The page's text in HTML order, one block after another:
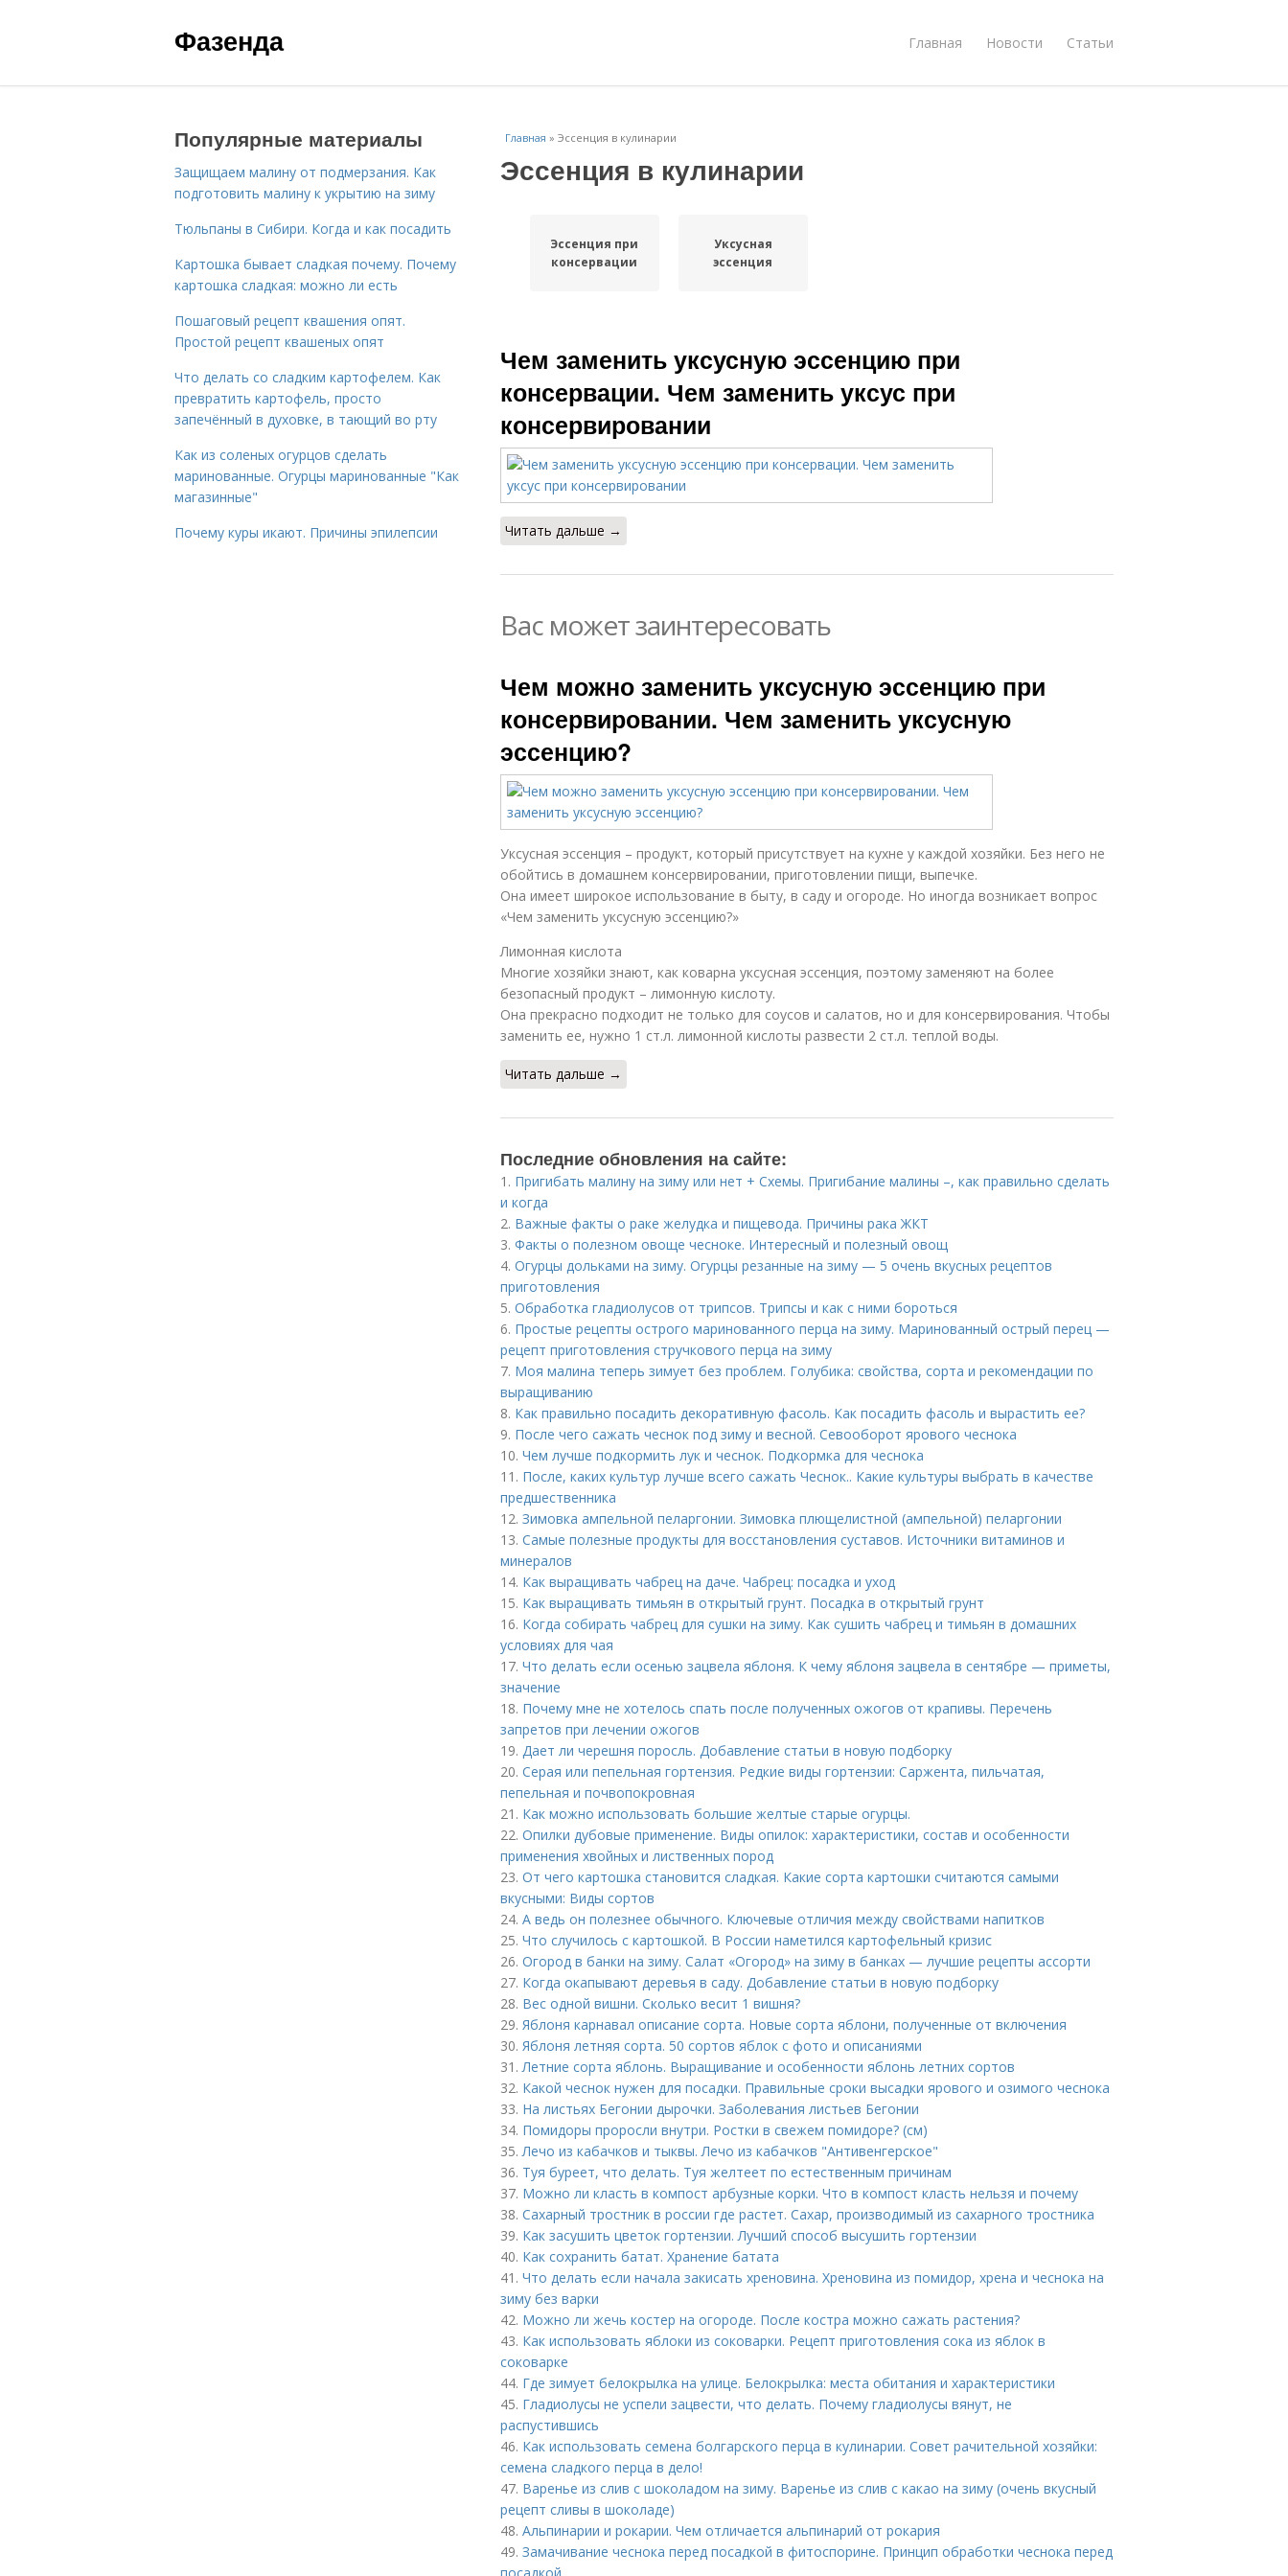
Фазенда Главная Новости Статьи
Главная » Эссенция в кулинарии
Эссенция в кулинарии
Эссенция при
консервации
Уксусная
эссенция
Чем заменить уксусную эссенцию при
консервации. Чем заменить уксус при
консервировании
Читать дальше →
Вас может заинтересовать
Чем можно заменить уксусную эссенцию при
консервировании. Чем заменить уксусную
эссенцию?
Уксусная эссенция – продукт, который присутствует на кухне у каждой хозяйки. Без него не
обойтись в домашнем консервировании, приготовлении пищи, выпечке.
Она имеет широкое использование в быту, в саду и огороде. Но иногда возникает вопрос
«Чем заменить уксусную эссенцию?»
Лимонная кислота
Многие хозяйки знают, как коварна уксусная эссенция, поэтому заменяют на более
безопасный продукт – лимонную кислоту.
Она прекрасно подходит не только для соусов и салатов, но и для консервирования. Чтобы
заменить ее, нужно 1 ст.л. лимонной кислоты развести 2 ст.л. теплой воды.
Читать дальше →
Последние обновления на сайте:
1. Пригибать малину на зиму или нет + Схемы. Пригибание малины –, как правильно сделать
и когда
2. Важные факты о раке желудка и пищевода. Причины рака ЖКТ
3. Факты о полезном овоще чесноке. Интересный и полезный овощ
4. Огурцы дольками на зиму. Огурцы резанные на зиму — 5 очень вкусных рецептов
приготовления
5. Обработка гладиолусов от трипсов. Трипсы и как с ними бороться
6. Простые рецепты острого маринованного перца на зиму. Маринованный острый перец —
рецепт приготовления стручкового перца на зиму
7. Моя малина теперь зимует без проблем. Голубика: свойства, сорта и рекомендации по
выращиванию
8. Как правильно посадить декоративную фасоль. Как посадить фасоль и вырастить ее?
9. После чего сажать чеснок под зиму и весной. Севооборот ярового чеснока
10. Чем лучше подкормить лук и чеснок. Подкормка для чеснока
11. После, каких культур лучше всего сажать Чеснок.. Какие культуры выбрать в качестве
предшественника
12. Зимовка ампельной пеларгонии. Зимовка плющелистной (ампельной) пеларгонии
13. Самые полезные продукты для восстановления суставов. Источники витаминов и
минералов
14. Как выращивать чабрец на даче. Чабрец: посадка и уход
15. Как выращивать тимьян в открытый грунт. Посадка в открытый грунт
16. Когда собирать чабрец для сушки на зиму. Как сушить чабрец и тимьян в домашних
условиях для чая
17. Что делать если осенью зацвела яблоня. К чему яблоня зацвела в сентябре — приметы,
значение
18. Почему мне не хотелось спать после полученных ожогов от крапивы. Перечень
запретов при лечении ожогов
19. Дает ли черешня поросль. Добавление статьи в новую подборку
20. Серая или пепельная гортензия. Редкие виды гортензии: Саржента, пильчатая,
пепельная и почвопокровная
21. Как можно использовать большие желтые старые огурцы.
22. Опилки дубовые применение. Виды опилок: характеристики, состав и особенности
применения хвойных и лиственных пород
23. От чего картошка становится сладкая. Какие сорта картошки считаются самыми
вкусными: Виды сортов
24. А ведь он полезнее обычного. Ключевые отличия между свойствами напитков
25. Что случилось с картошкой. В России наметился картофельный кризис
26. Огород в банки на зиму. Салат «Огород» на зиму в банках — лучшие рецепты ассорти
27. Когда окапывают деревья в саду. Добавление статьи в новую подборку
28. Вес одной вишни. Сколько весит 1 вишня?
29. Яблоня карнавал описание сорта. Новые сорта яблони, полученные от включения
30. Яблоня летняя сорта. 50 сортов яблок с фото и описаниями
31.Летние сорта яблонь. Выращивание и особенности яблонь летних сортов
32. Какой чеснок нужен для посадки. Правильные сроки высадки ярового и озимого чеснока
33. На листьях Бегонии дырочки. Заболевания листьев Бегонии
34. Помидоры проросли внутри. Ростки в свежем помидоре? (см)
35.Лечо из кабачков и тыквы. Лечо из кабачков "Антивенгерское"
36. Туя буреет, что делать. Туя желтеет по естественным причинам
37. Можно ли класть в компост арбузные корки. Что в компост класть нельзя и почему
38. Сахарный тростник в россии где растет. Сахар, производимый из сахарного тростника
39. Как засушить цветок гортензии. Лучший способ высушить гортензии
40. Как сохранить батат. Хранение батата
41. Что делать если начала закисать хреновина. Хреновина из помидор, хрена и чеснока на
зиму без варки
42. Можно ли жечь костер на огороде. После костра можно сажать растения?
43. Как использовать яблоки из соковарки. Рецепт приготовления сока из яблок в
соковарке
44. Где зимует белокрылка на улице. Белокрылка: места обитания и характеристики
45. Гладиолусы не успели зацвести, что делать. Почему гладиолусы вянут, не
распустившись
46. Как использовать семена болгарского перца в кулинарии. Совет рачительной хозяйки:
семена сладкого перца в дело!
47. Варенье из слив с шоколадом на зиму. Варенье из слив с какао на зиму (очень вкусный
рецепт сливы в шоколаде)
48. Альпинарии и рокарии. Чем отличается альпинарий от рокария
49. Замачивание чеснока перед посадкой в фитоспорине. Принцип обработки чеснока перед
Популярные материалы
Защищаем малину от подмерзания. Как
подготовить малину к укрытию на зиму
Тюльпаны в Сибири. Когда и как посадить
Картошка бывает сладкая почему. Почему
картошка сладкая: можно ли есть
Пошаговый рецепт квашения опят.
Простой рецепт квашеных опят
Что делать со сладким картофелем. Как
превратить картофель, просто
запечённый в духовке, в тающий во рту
Как из соленых огурцов сделать
маринованные. Огурцы маринованные "Как
магазинные"
Почему куры икают. Причины эпилепсии